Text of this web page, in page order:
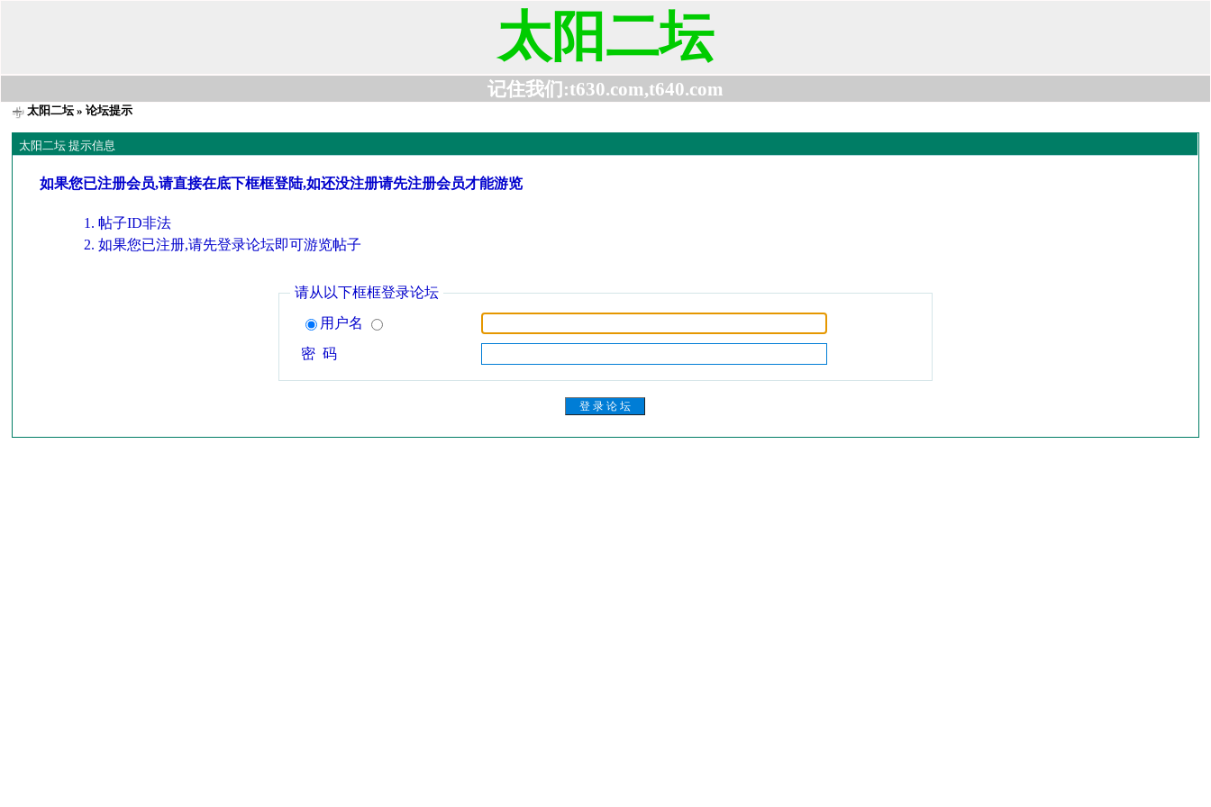
太阳二坛
记住我们:t630.com,t640.com
太阳二坛» 论坛提示
太阳二坛 提示信息
如果您已注册会员,请直接在底下框框登陆,如还没注册请先注册会员才能游览
帖子ID非法
如果您已注册,请先登录论坛即可游览帖子
请从以下框框登录论坛
用户名
密 码